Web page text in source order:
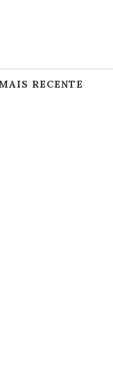
RECENTE